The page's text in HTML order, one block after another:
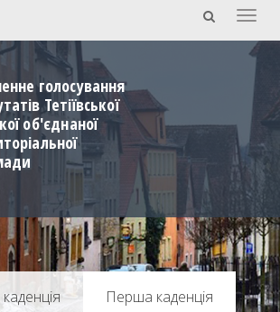
голосування
Тетіївської
об'єднаної
Перша каденція